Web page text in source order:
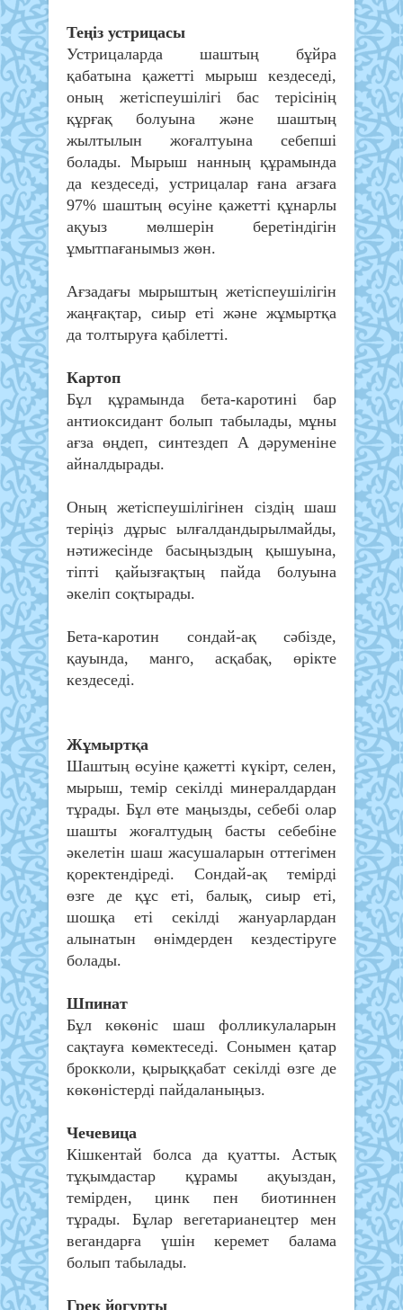
Теңіз устрицасы
Устрицаларда шаштың бұйра
қабатына қажетті мырыш кездеседі,
оның жетіспеушілігі бас терісінің
құрғақ болуына және шаштың
жылтылын жоғалтуына себепші
болады. Мырыш нанның құрамында
да кездеседі, устрицалар ғана ағзаға
97% шаштың өсуіне қажетті құнарлы
ақуыз мөлшерін беретіндігін
ұмытпағанымыз жөн.
Ағзадағы мырыштың жетіспеушілігін
жаңғақтар, сиыр еті және жұмыртқа
да толтыруға қабілетті.
Картоп
Бұл құрамында бета-каротині бар
антиоксидант болып табылады, мұны
ағза өңдеп, синтездеп А дәруменіне
айналдырады.
Оның жетіспеушілігінен сіздің шаш
теріңіз дұрыс ылғалдандырылмайды,
нәтижесінде басыңыздың қышуына,
тіпті қайызғақтың пайда болуына
әкеліп соқтырады.
Бета-каротин сондай-ақ сәбізде,
қауында, манго, асқабақ, өрікте
кездеседі.
Жұмыртқа
Шаштың өсуіне қажетті күкірт, селен,
мырыш, темір секілді минералдардан
тұрады. Бұл өте маңызды, себебі олар
шашты жоғалтудың басты себебіне
әкелетін шаш жасушаларын оттегімен
қоректендіреді. Сондай-ақ темірді
өзге де құс еті, балық, сиыр еті,
шошқа еті секілді жануарлардан
алынатын өнімдерден кездестіруге
болады.
Шпинат
Бұл көкөніс шаш фолликулаларын
сақтауға көмектеседі. Сонымен қатар
брокколи, қырыққабат секілді өзге де
көкөністерді пайдаланыңыз.
Чечевица
Кішкентай болса да қуатты. Астық
тұқымдастар құрамы ақуыздан,
темірден, цинк пен биотиннен
тұрады. Бұлар вегетарианецтер мен
вегандарға үшін керемет балама
болып табылады.
Грек йогурты